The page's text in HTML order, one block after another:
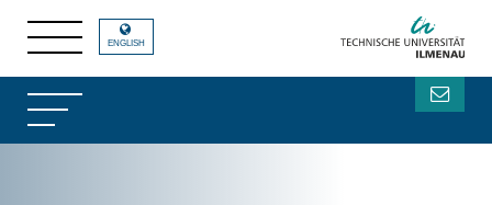
ENGLISH